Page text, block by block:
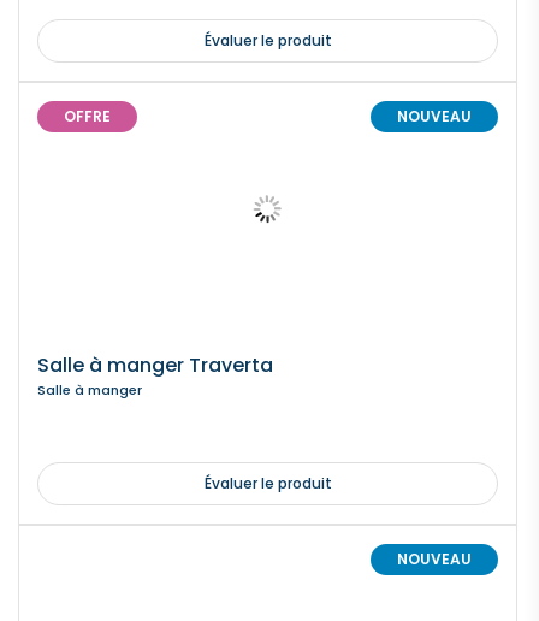
Évaluer le produit
OFFRE NOUVEAU
Salle à manger Traverta
Salle à manger
Évaluer le produit
NOUVEAU